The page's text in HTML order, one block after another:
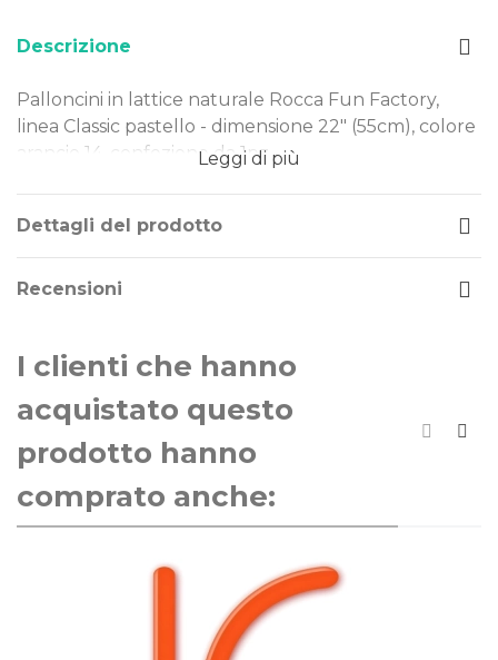
Descrizione
Palloncini in lattice naturale Rocca Fun Factory,
linea Classic pastello - dimensione 22" (55cm), colore
arancio 14, confezione da 1pz.
Dimensione: 22" (55cm)
Tipo Colore: pastello
Gonfiaggio: aria o elio
rendendoli una scelta ideale per ogni evento.
Perfetti per decorazioni di piccole e grandi
dimensioni, offrono qualità e versatilità in ogni
occasione.
La linea di palloncini Classic Line sono gli storici
palloncini Rocca Fun Factory, prodotti in Italia dal
1902. Si distinguono per la qualità eccezionale e la
artigianale e attenzione ai dettagli.
Leggi di più
Dettagli del prodotto
Recensioni
I clienti che hanno
acquistato questo
prodotto hanno
comprato anche: